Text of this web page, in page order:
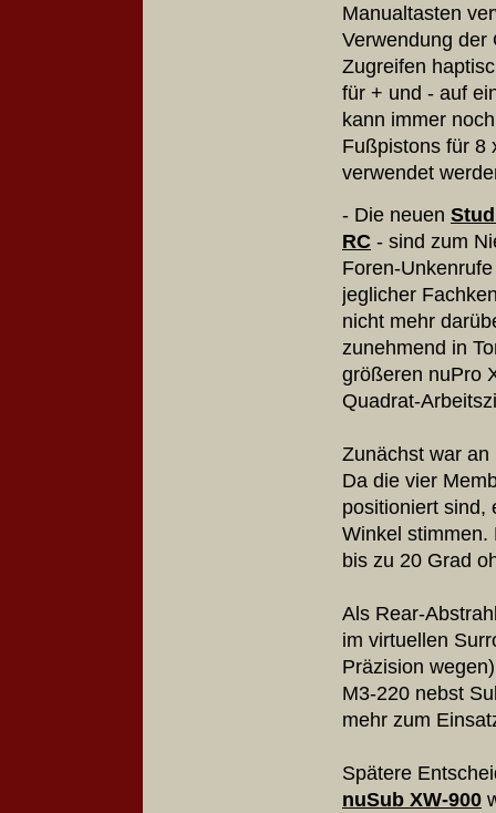
Manualtasten
Verwendung der
Zugreifen
für + und - auf
kann immer
Fußpistons für 8
verwendet
- Die neuen
RC - sind zum
Foren-
jeglicher
nicht mehr
zunehmend in
größeren nuPro
Quadrat-
Zunächst war
Da die vier
positioniert sind,
Winkel stimmen.
bis zu 20 Grad
Als Rear-
im virtuellen
Präzision
M3-220 nebst
mehr zum
Spätere
nuSub XW-900